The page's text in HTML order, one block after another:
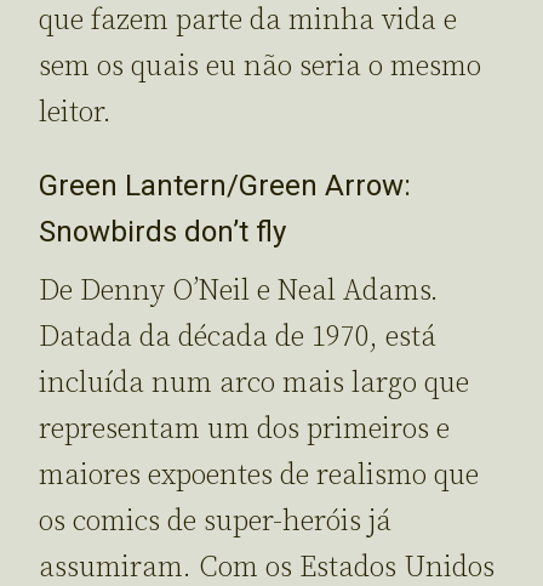
que fazem parte da minha vida e
sem os quais eu não seria o mesmo
leitor.
Green Lantern/Green Arrow:
Snowbirds don’t fly
De Denny O’Neil e Neal Adams.
Datada da década de 1970, está
incluída num arco mais largo que
representam um dos primeiros e
maiores expoentes de realismo que
os comics de super-heróis já
assumiram. Com os Estados Unidos